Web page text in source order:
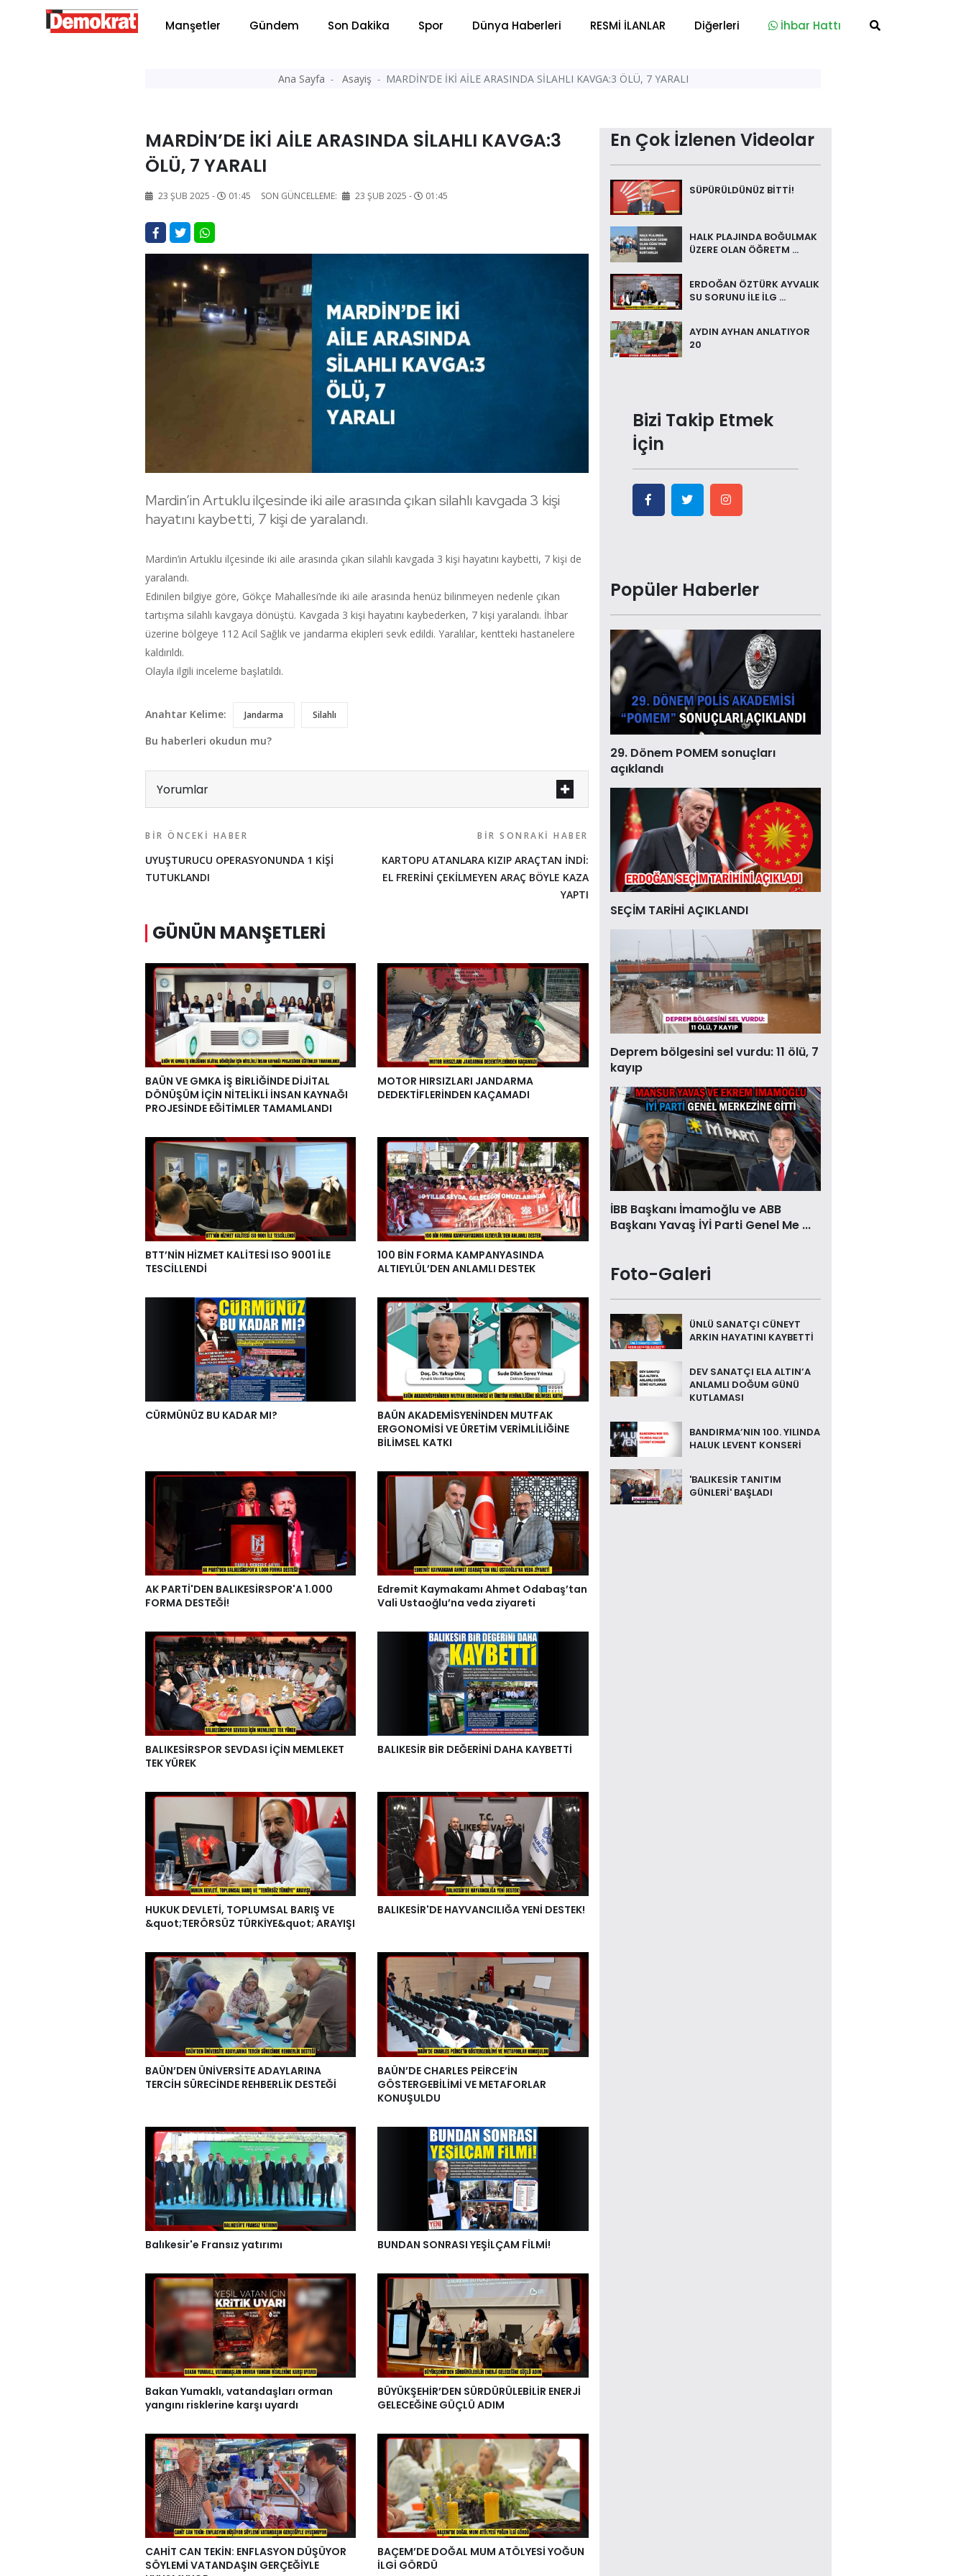
Manşetler Gündem Son Dakika Spor Dünya Haberleri RESMİ İLANLAR Diğerleri İhbar Hattı
Ana Sayfa Asayiş MARDİN’DE İKİ AİLE ARASINDA SİLAHLI KAVGA:3 ÖLÜ, 7 YARALI
MARDİN’DE İKİ AİLE ARASINDA SİLAHLI KAVGA:3
ÖLÜ, 7 YARALI
23 ŞUB 2025 - 01:45 SON GÜNCELLEME: 23 ŞUB 2025 - 01:45
Mardin’in Artuklu ilçesinde iki aile arasında çıkan silahlı kavgada 3 kişi
hayatını kaybetti, 7 kişi de yaralandı.
Mardin’in Artuklu ilçesinde iki aile arasında çıkan silahlı kavgada 3 kişi hayatını kaybetti, 7 kişi de
yaralandı.
Edinilen bilgiye göre, Gökçe Mahallesi’nde iki aile arasında henüz bilinmeyen nedenle çıkan
tartışma silahlı kavgaya dönüştü. Kavgada 3 kişi hayatını kaybederken, 7 kişi yaralandı. İhbar
üzerine bölgeye 112 Acil Sağlık ve jandarma ekipleri sevk edildi. Yaralılar, kentteki hastanelere
kaldırıldı.
Olayla ilgili inceleme başlatıldı.
Anahtar Kelime: Jandarma Silahlı
Bu haberleri okudun mu?
Yorumlar
BIR ÖNCEKI HABER
UYUŞTURUCU OPERASYONUNDA 1 KİŞİ
TUTUKLANDI
BIR SONRAKI HABER
KARTOPU ATANLARA KIZIP ARAÇTAN İNDİ:
EL FRERİNİ ÇEKİLMEYEN ARAÇ BÖYLE KAZA
YAPTI
GÜNÜN MANŞETLERI
BAÜN VE GMKA İŞ BİRLİĞİNDE DİJİTAL
DÖNÜŞÜM İÇİN NİTELİKLİ İNSAN KAYNAĞI
PROJESİNDE EĞİTİMLER TAMAMLANDI
MOTOR HIRSIZLARI JANDARMA
DEDEKTİFLERİNDEN KAÇAMADI
BTT’NİN HİZMET KALİTESİ ISO 9001 İLE
TESCİLLENDİ
100 BİN FORMA KAMPANYASINDA
ALTIEYLÜL’DEN ANLAMLI DESTEK
CÜRMÜNÜZ BU KADAR MI?
BAÜN AKADEMİSYENİNDEN MUTFAK
ERGONOMİSİ VE ÜRETİM VERİMLİLİĞİNE
BİLİMSEL KATKI
AK PARTİ'DEN BALIKESİRSPOR'A 1.000
FORMA DESTEĞİ!
Edremit Kaymakamı Ahmet Odabaş’tan
Vali Ustaoğlu’na veda ziyareti
BALIKESİRSPOR SEVDASI İÇİN MEMLEKET
TEK YÜREK
BALIKESİR BİR DEĞERİNİ DAHA KAYBETTİ
HUKUK DEVLETİ, TOPLUMSAL BARIŞ VE
&quot;TERÖRSÜZ TÜRKİYE&quot; ARAYIŞI
BALIKESİR'DE HAYVANCILIĞA YENİ DESTEK!
BAÜN’DEN ÜNİVERSİTE ADAYLARINA
TERCİH SÜRECİNDE REHBERLİK DESTEĞİ
BAÜN’DE CHARLES PEİRCE’İN
GÖSTERGEBİLİMİ VE METAFORLAR
KONUŞULDU
Balıkesir'e Fransız yatırımı BUNDAN SONRASI YEŞİLÇAM FİLMİ!
Bakan Yumaklı, vatandaşları orman
yangını risklerine karşı uyardı
BÜYÜKŞEHİR’DEN SÜRDÜRÜLEBİLİR ENERJİ
GELECEĞİNE GÜÇLÜ ADIM
CAHİT CAN TEKİN: ENFLASYON DÜŞÜYOR
SÖYLEMİ VATANDAŞIN GERÇEĞİYLE
BAÇEM’DE DOĞAL MUM ATÖLYESİ YOĞUN
İLGİ GÖRDÜ
En Çok İzlenen Videolar
SÜPÜRÜLDÜNÜZ BİTTİ!
HALK PLAJINDA BOĞULMAK
ÜZERE OLAN ÖĞRETM ...
ERDOĞAN ÖZTÜRK AYVALIK
SU SORUNU İLE İLG ...
AYDIN AYHAN ANLATIYOR
20
Bizi Takip Etmek
İçin
Popüler Haberler
29. Dönem POMEM sonuçları
açıklandı
SEÇİM TARİHİ AÇIKLANDI
Deprem bölgesini sel vurdu: 11 ölü, 7
kayıp
İBB Başkanı İmamoğlu ve ABB
Başkanı Yavaş İYİ Parti Genel Me ...
Foto-Galeri
ÜNLÜ SANATÇI CÜNEYT
ARKIN HAYATINI KAYBETTİ
DEV SANATÇI ELA ALTIN’A
ANLAMLI DOĞUM GÜNÜ
KUTLAMASI
BANDIRMA’NIN 100. YILINDA
HALUK LEVENT KONSERİ
'BALIKESİR TANITIM
GÜNLERİ' BAŞLADI